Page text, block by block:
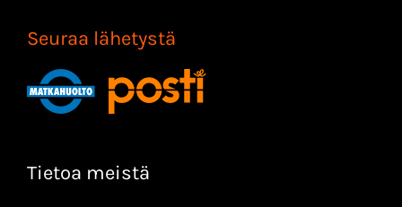
Seuraa lähetystä
Tietoa meistä